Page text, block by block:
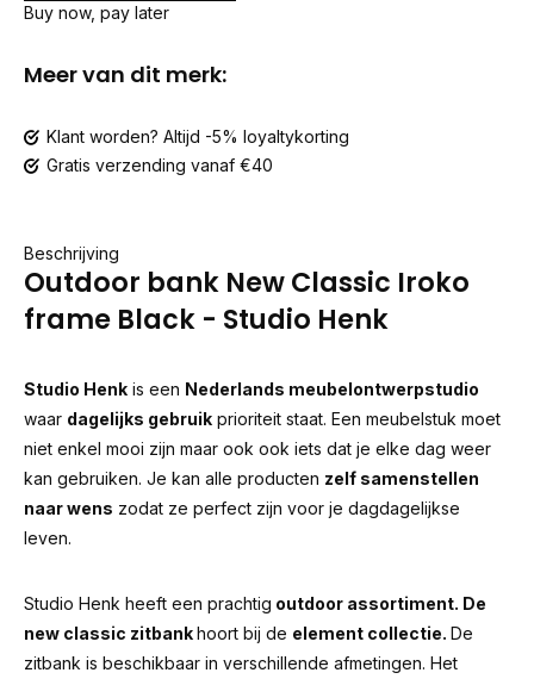
Buy now, pay later
Meer van dit merk:
Klant worden? Altijd -5% loyaltykorting
Gratis verzending vanaf €40
Beschrijving
Outdoor bank New Classic Iroko
frame Black - Studio Henk
Studio Henk is een Nederlands meubelontwerpstudio
waar dagelijks gebruik prioriteit staat. Een meubelstuk moet
niet enkel mooi zijn maar ook ook iets dat je elke dag weer
kan gebruiken. Je kan alle producten zelf samenstellen
naar wens zodat ze perfect zijn voor je dagdagelijkse
leven.
Studio Henk heeft een prachtig outdoor assortiment. De
new classic zitbankhoort bij de element collectie. De
zitbank is beschikbaar in verschillende afmetingen. Het